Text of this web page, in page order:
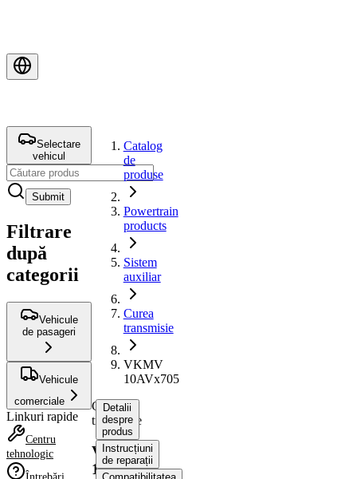
Selectare
vehicul
Submit
Filtrare
după
categorii
Vehicule
de pasageri
Vehicule
comerciale
Linkuri rapide
Centru
tehnologic
Catalog
de
produse
Powertrain
products
Sistem
auxiliar
Curea
transmisie
VKMV
10AVx705
Curea
transmisie
VKMV
10AVx705
Detalii
despre
produs
Instrucțiuni
de reparații